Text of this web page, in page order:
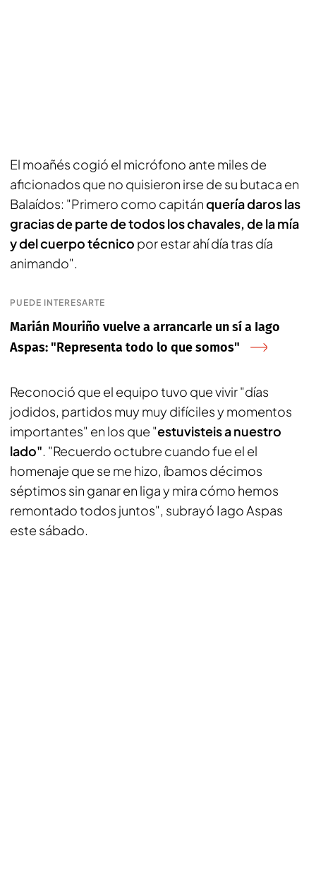
El moañés cogió el micrófono ante miles de
aficionados que no quisieron irse de su butaca en
Balaídos: "Primero como capitánquería daros las
gracias de parte de todos los chavales, de la mía
y del cuerpo técnico por estar ahí día tras día
animando".
PUEDE INTERESARTE
Marián Mouriño vuelve a arrancarle un sí a Iago
Aspas: "Representa todo lo que somos"
Reconoció que el equipo tuvo que vivir "días
jodidos, partidos muy muy difíciles y momentos
importantes" en los que "estuvisteis a nuestro
lado". "Recuerdo octubre cuando fue el el
homenaje que se me hizo, íbamos décimos
séptimos sin ganar en liga y mira cómo hemos
remontado todos juntos", subrayó Iago Aspas
este sábado.